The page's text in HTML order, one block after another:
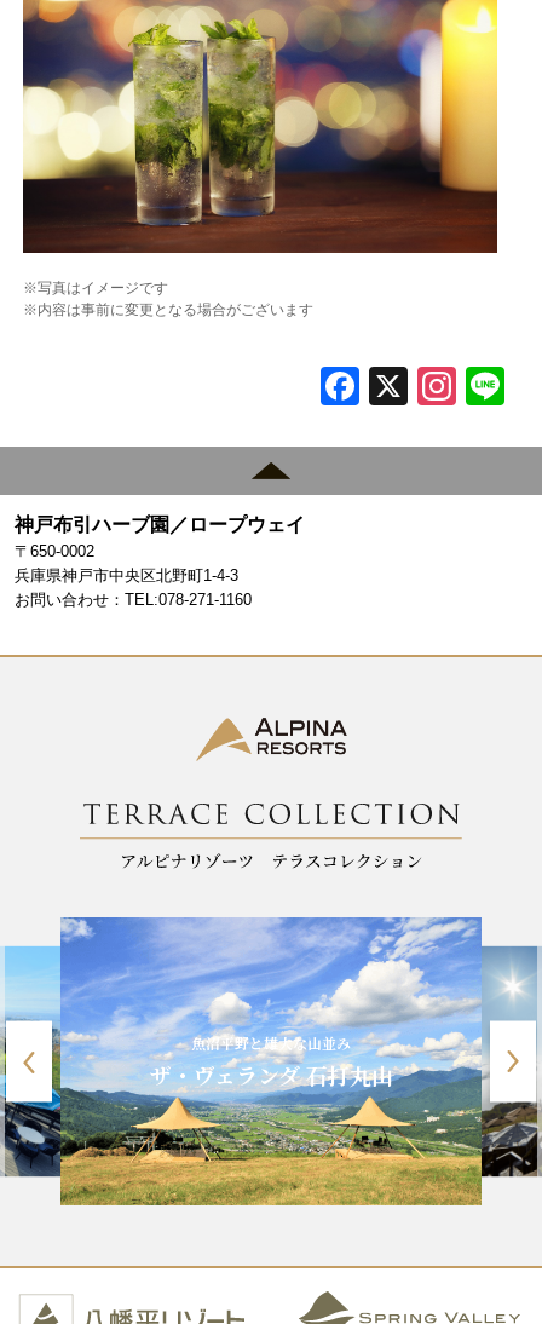
※写真はイメージです
※内容は事前に変更となる場合がございます
F
e
k
X In
gr
神戸布引ハーブ園／ロープウェイ
〒650-0002
兵庫県神戸市中央区北野町1-4-3
お問い合わせ：TEL:078-271-1160
魚沼平野と雄大な山並み
ザ・ヴェランダ 石打丸山